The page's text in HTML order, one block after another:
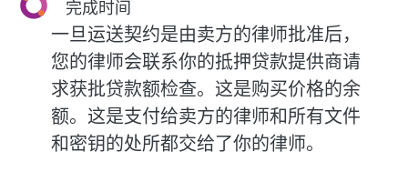
完成时间
一旦运送契约是由卖方的律师批准后，
您的律师会联系你的抵押贷款提供商请
求获批贷款额检查。这是购买价格的余
额。这是支付给卖方的律师和所有文件
和密钥的处所都交给了你的律师。